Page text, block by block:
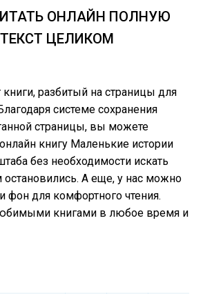
ОНЛАЙН ПОЛНУЮ
ЦЕЛИКОМ
разбитый на страницы для
системе сохранения
страницы, вы можете
книгу Маленькие истории
без необходимости искать
остановились. А еще, у нас можно
фон для комфортного чтения.
книгами в любое время и